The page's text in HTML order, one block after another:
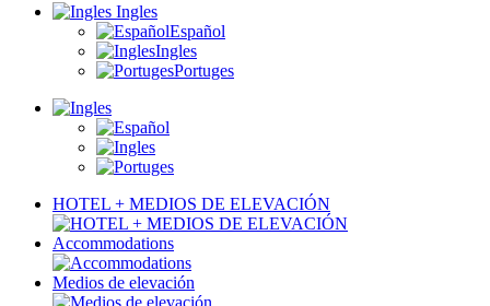
Ingles
Español
Ingles
Portuges
HOTEL + MEDIOS DE ELEVACIÓN
Accommodations
Medios de elevación